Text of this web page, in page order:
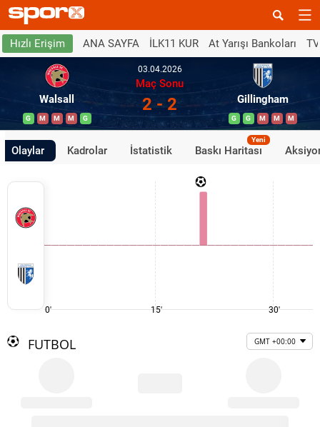
Hızlı Erişim ANA SAYFA İLK11 KUR At Yarışı Bankoları
Walsall
G M M M G
03.04.2026
Maç Sonu
2 - 2 Gillingham
G G M M M
Olaylar Kadrolar İstatistik Baskı Haritası
Yeni
0' 15' 30'
FUTBOL GMT +00:00